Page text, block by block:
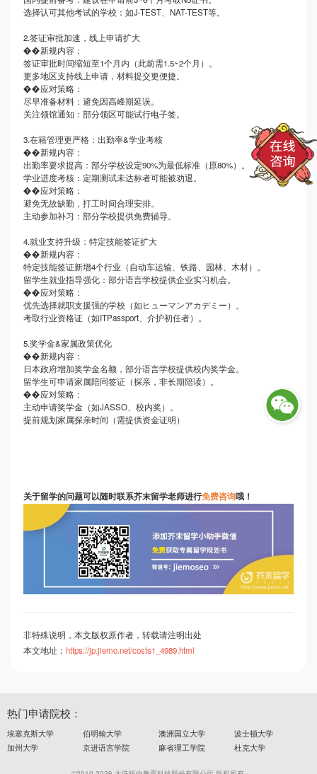
选择认可其他考试的学校：如J-TEST、NAT-TEST等。
2.签证审批加速，线上申请扩大
��新规内容：
签证审批时间缩短至1个月内（此前需1.5~2个月）。
更多地区支持线上申请，材料提交更便捷。
��应对策略：
尽早准备材料：避免因高峰期延误。
关注领馆通知：部分领区可能试行电子签。
3.在籍管理更严格：出勤率&学业考核
��新规内容：
出勤率要求提高：部分学校设定90%为最低标准（原80%）。
学业进度考核：定期测试未达标者可能被劝退。
��应对策略：
避免无故缺勤，打工时间合理安排。
主动参加补习：部分学校提供免费辅导。
4.就业支持升级：特定技能签证扩大
��新规内容：
特定技能签证新增4个行业（自动车运输、铁路、园林、木材）。
留学生就业指导强化：部分语言学校提供企业实习机会。
��应对策略：
优先选择就职支援强的学校（如ヒューマンアカデミー）。
考取行业资格证（如ITPassport、介护初任者）。
5.奖学金&家属政策优化
��新规内容：
日本政府增加奖学金名额，部分语言学校提供校内奖学金。
留学生可申请家属陪同签证（探亲，非长期陪读）。
��应对策略：
主动申请奖学金（如JASSO、校内奖）。
提前规划家属探亲时间（需提供资金证明）
关于留学的问题可以随时联系芥末留学老师进行免费咨询哦！
非特殊说明，本文版权原作者，转载请注明出处
本文地址： https://jp.jiemo.net/costs1_4989.html
热门申请院校：
埃塞克斯大学 伯明翰大学 澳洲国立大学
波士顿大学
加州大学
京进语言学院 麻省理工学院 杜克大学